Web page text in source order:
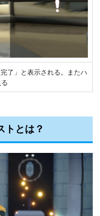
了」と表示される。またハ
トとは？